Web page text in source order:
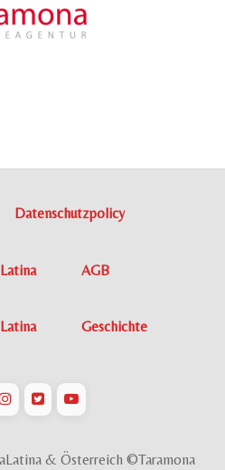
Datenschutzpolicy
AGB
Geschichte
& Österreich ©Taramona